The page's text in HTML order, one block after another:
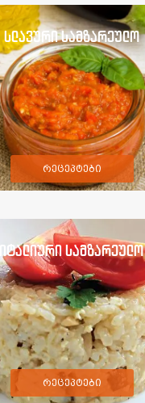
სლავური სამზარეულო
რეცეპტები
იტალიური სამზარეულო
რეცეპტები